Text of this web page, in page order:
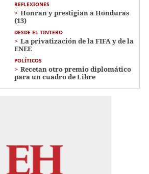
REFLEXIONES
Honran y prestigian a Honduras
(13)
DESDE EL TINTERO
La privatización de la FIFA y de la
ENEE
POLÍTICOS
Recetan otro premio diplomático
para un cuadro de Libre